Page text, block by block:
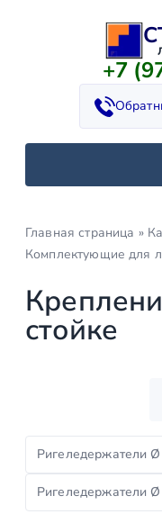
+7
Главная страница »
Комплектующие для
стойке
Ригеледержатели
Ригеледержатели